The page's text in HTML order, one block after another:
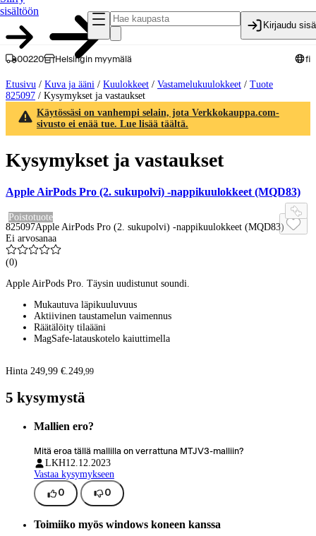
sisältöön
Kirjaudu
00220 Helsingin myymälä fi
Etusivu / Kuva ja ääni / Kuulokkeet / Vastamelukuulokkeet / Tuote
825097 / Kysymykset ja vastaukset
Käytössäsi on vanhempi selain, jota Verkkokauppa.com-
sivusto ei enää tue. Lue lisää täältä.
Kysymykset ja vastaukset
Apple AirPods Pro (2. sukupolvi) -nappikuulokkeet (MQD83)
Poistotuote
825097Apple AirPods Pro (2. sukupolvi) -nappikuulokkeet (MQD83)
Ei arvosanaa
(0)
Apple AirPods Pro. Täysin uudistunut soundi.
Mukautuva läpikuuluvuus
Aktiivinen taustamelun vaimennus
Räätälöity tilaääni
MagSafe-latauskotelo kaiuttimella
Hinta 249,99 €. 249,99
5 kysymystä
Mallien ero?
Mitä eroa tällä mallilla on verrattuna MTJV3-malliin?
LKH12.12.2023
Vastaa kysymykseen
0 0
Toimiiko myös windows koneen kanssa